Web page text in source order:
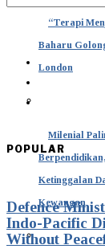
“Terapi
Baharu
London
Milenial
Ketinggalan
Kewangan
POPULAR
Defence
Indo-Pacific
Without